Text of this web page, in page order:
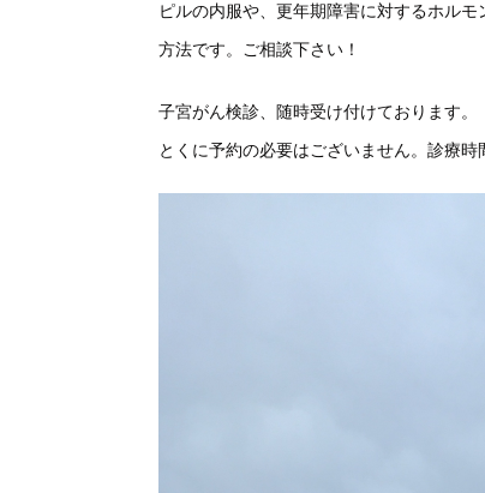
ピルの内服や、更年期障害に対するホル
方法です。ご相談下さい！
子宮がん検診、随時受け付けております。
とくに予約の必要はございません。診療時